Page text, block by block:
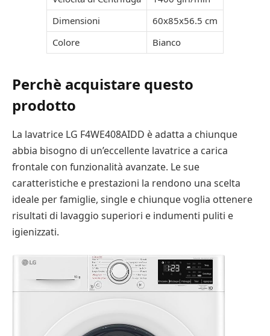
Dimensioni
60x85x56.5 cm
Colore
Bianco
Perchè acquistare questo
prodotto
La lavatrice LG F4WE408AIDD è adatta a chiunque
abbia bisogno di un’eccellente lavatrice a carica
frontale con funzionalità avanzate. Le sue
caratteristiche e prestazioni la rendono una scelta
ideale per famiglie, single e chiunque voglia ottenere
risultati di lavaggio superiori e indumenti puliti e
igienizzati.